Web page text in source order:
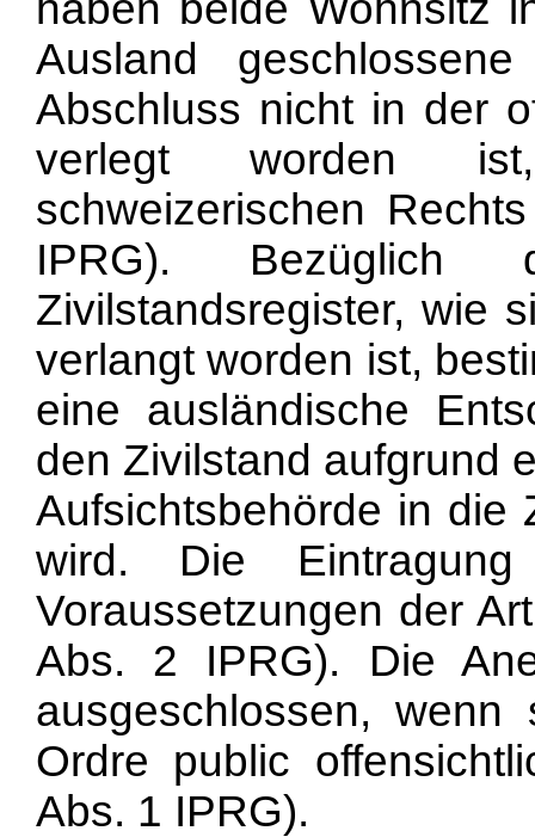
Ausland
Abschluss nicht in der
verlegt worden
schweizerischen
IPRG).
Zivilstandsregister, wie
verlangt worden ist,
eine ausländische
den Zivilstand aufgrund
Aufsichtsbehörde in die
wird. Die
Voraussetzungen der
Abs. 2 IPRG). Die
ausgeschlossen,
Ordre public
Abs. 1 IPRG).